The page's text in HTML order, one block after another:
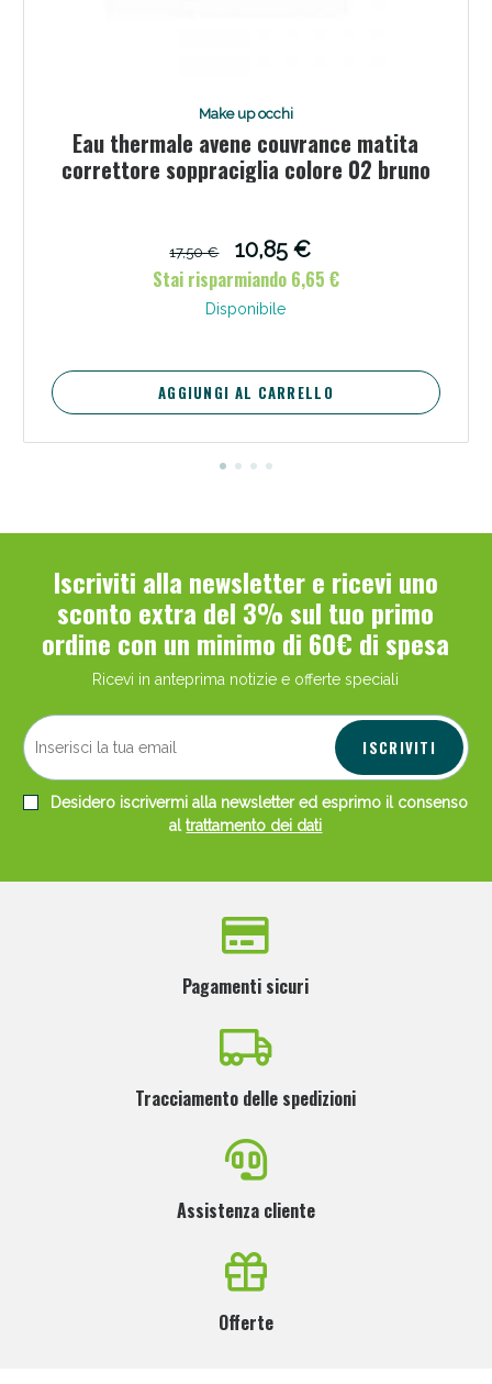
Make up occhi
Eau thermale avene couvrance matita
correttore soppraciglia colore 02 bruno
17,50 €
10,85 €
Stai risparmiando 6,65 €
Disponibile
AGGIUNGI AL CARRELLO
Iscriviti alla newsletter e ricevi uno
sconto extra del 3% sul tuo primo
ordine con un minimo di 60€ di spesa
Ricevi in anteprima notizie e offerte speciali
ISCRIVITI
Desidero iscrivermi alla newsletter ed esprimo il consenso
altrattamento dei dati
Pagamenti sicuri
Tracciamento delle spedizioni
Assistenza cliente
Offerte